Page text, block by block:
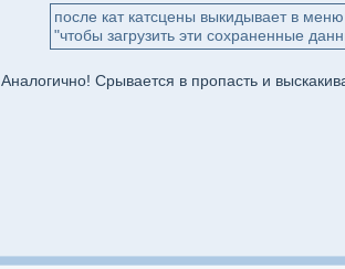
после кат катсцены выкидывает в
"чтобы загрузить эти сохраненные
Аналогично! Срывается в пропасть и